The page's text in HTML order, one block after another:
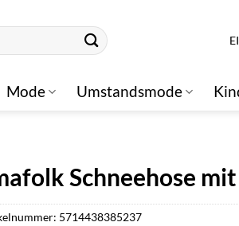
Mode Umstandsmode
Schneehose
5714438385237